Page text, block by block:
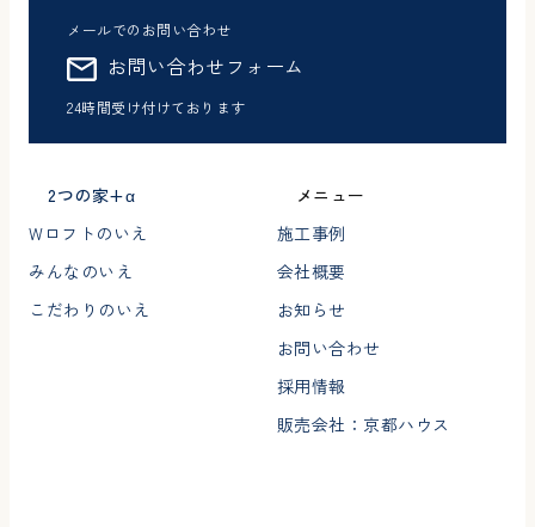
メールでのお問い合わせ
お問い合わせフォーム
24時間受け付けております
2つの家+α
Wロフトのいえ
みんなのいえ
こだわりのいえ
メニュー
施工事例
会社概要
お知らせ
お問い合わせ
採用情報
販売会社：京都ハウス